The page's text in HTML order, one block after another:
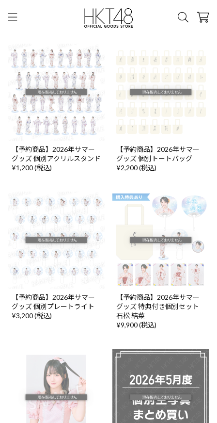
【予約商品】2026年サマー
グッズ 個別アクリルスタンド
¥1,200 (税込)
【予約商品】2026年サマー
グッズ 個別トートバッグ
¥2,200 (税込)
【予約商品】2026年サマー
グッズ 個別プレートライト
¥3,200 (税込)
【予約商品】2026年サマー
グッズ 特典付き個別セット
石松 結菜
¥9,900 (税込)